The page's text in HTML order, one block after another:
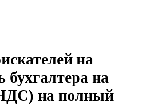
на
бухгалтера на
на полный